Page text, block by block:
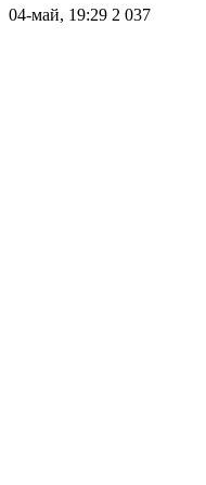
04-май, 19:29 2 037